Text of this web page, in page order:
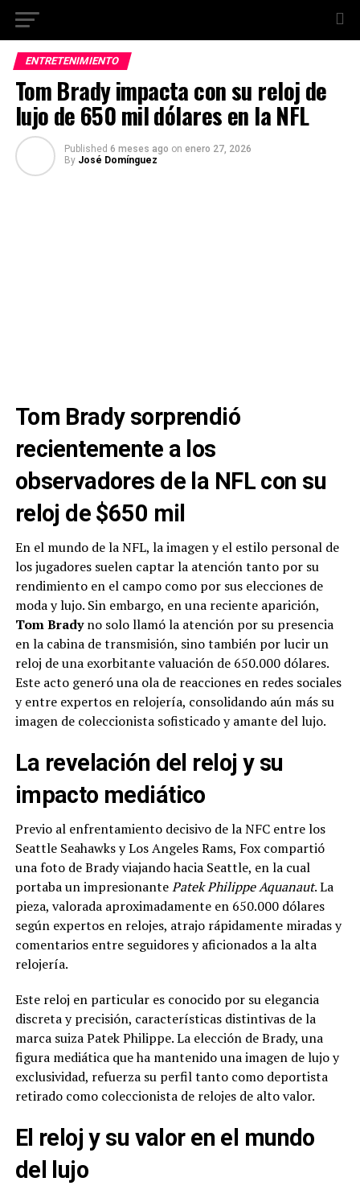
ENTRETENIMIENTO
Tom Brady impacta con su reloj de
lujo de 650 mil dólares en la NFL
Published 6 meses ago on enero 27, 2026
By José Domínguez
Tom Brady sorprendió
recientemente a los
observadores de la NFL con su
reloj de $650 mil
En el mundo de la NFL, la imagen y el estilo personal de
los jugadores suelen captar la atención tanto por su
rendimiento en el campo como por sus elecciones de
moda y lujo. Sin embargo, en una reciente aparición,
Tom Bradyno solo llamó la atención por su presencia
en la cabina de transmisión, sino también por lucir un
reloj de una exorbitante valuación de 650.000 dólares.
Este acto generó una ola de reacciones en redes sociales
y entre expertos en relojería, consolidando aún más su
imagen de coleccionista sofisticado y amante del lujo.
La revelación del reloj y su
impacto mediático
Previo al enfrentamiento decisivo de la NFC entre los
Seattle Seahawks y Los Angeles Rams, Fox compartió
una foto de Brady viajando hacia Seattle, en la cual
portaba un impresionantePatek Philippe Aquanaut. La
pieza, valorada aproximadamente en 650.000 dólares
según expertos en relojes, atrajo rápidamente miradas y
comentarios entre seguidores y aficionados a la alta
relojería.
Este reloj en particular es conocido por su elegancia
discreta y precisión, características distintivas de la
marca suiza Patek Philippe. La elección de Brady, una
figura mediática que ha mantenido una imagen de lujo y
exclusividad, refuerza su perfil tanto como deportista
retirado como coleccionista de relojes de alto valor.
El reloj y su valor en el mundo
del lujo